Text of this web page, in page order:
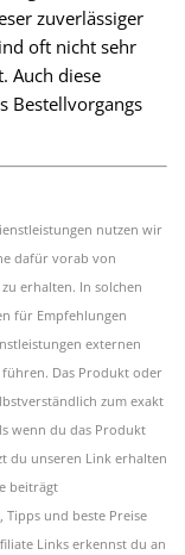
zuverlässiger
oft nicht sehr
Auch diese
Bestellvorgangs
nutzen wir
dafür vorab von
erhalten. In solchen
für Empfehlungen
externen
führen. Das Produkt oder
zum exakt
wenn du das Produkt
du unseren Link erhalten
beiträgt
und beste Preise
Links erkennst du an